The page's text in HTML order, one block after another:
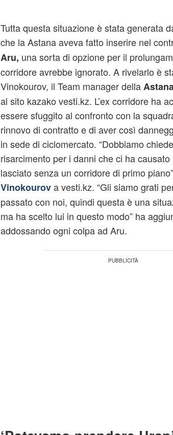
Tutta questa situazione è stata generata
che la Astana aveva fatto inserire nel
Aru, una sorta di opzione per il
corridore avrebbe ignorato. A rivelarlo è
Vinokourov, il Team manager della
al sito kazako vesti.kz. L’ex corridore ha
essere sfuggito al confronto con la
rinnovo di contratto e di aver così
in sede di ciclomercato. “Dobbiamo
risarcimento per i danni che ci ha
lasciato senza un corridore di primo piano”
Vinokourova vesti.kz. “Gli siamo grati
passato con noi, quindi questa è una
ma ha scelto lui in questo modo” ha
addossando ogni colpa ad Aru.